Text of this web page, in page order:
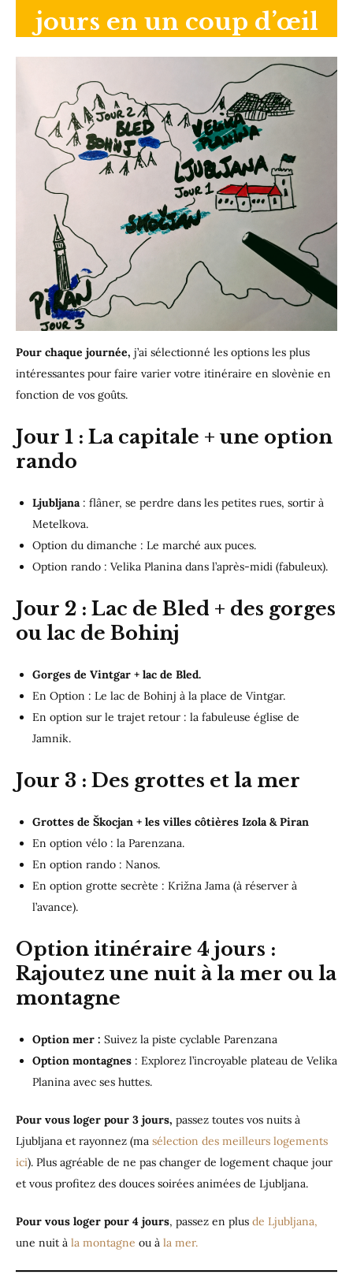
jours en un coup d’œil
Pour chaque journée, j’ai sélectionné les options les plus
intéressantes pour faire varier votre itinéraire en slovènie en
fonction de vos goûts.
Jour 1 : La capitale + une option
rando
Ljubljana : flâner, se perdre dans les petites rues, sortir à
Metelkova.
Option du dimanche : Le marché aux puces.
Option rando : Velika Planina dans l’après-midi (fabuleux).
Jour 2 : Lac de Bled + des gorges
ou lac de Bohinj
Gorges de Vintgar + lac de Bled.
En Option : Le lac de Bohinj à la place de Vintgar.
En option sur le trajet retour : la fabuleuse église de
Jamnik.
Jour 3 : Des grottes et la mer
Grottes de Škocjan + les villes côtières Izola & Piran
En option vélo : la Parenzana.
En option rando : Nanos.
En option grotte secrète : Križna Jama (à réserver à
l’avance).
Option itinéraire 4 jours :
Rajoutez une nuit à la mer ou la
montagne
Option mer : Suivez la piste cyclable Parenzana
Option montagnes : Explorez l’incroyable plateau de Velika
Planina avec ses huttes.
Pour vous loger pour 3 jours, passez toutes vos nuits à
Ljubljana et rayonnez (ma sélection des meilleurs logements
ici). Plus agréable de ne pas changer de logement chaque jour
et vous profitez des douces soirées animées de Ljubljana.
Pour vous loger pour 4 jours, passez en plus de Ljubljana,
une nuit à la montagne ou à la mer.